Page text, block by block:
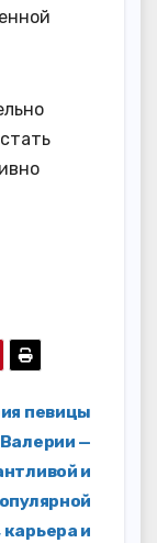
певицы
Валерии —
и
и